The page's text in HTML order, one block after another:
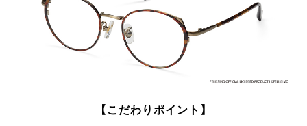
【こだわりポイント】